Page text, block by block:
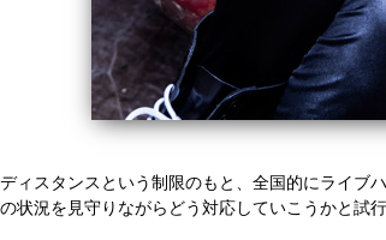
ィスタンスという制限のもと、全国的にライブ
状況を見守りながらどう対応していこうかと試